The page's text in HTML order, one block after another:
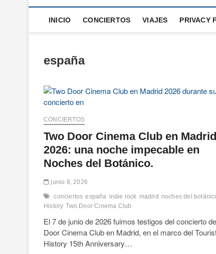
INICIO CONCIERTOS VIAJES PRIVACY
españa
CONCIERTOS
Two Door Cinema Club en Madrid
2026: una noche impecable en
Noches del Botánico.
junio 8, 2026
conciertos españa indie rock madrid noches del
History Two Door Cinema Club
El 7 de junio de 2026 fuimos testigos del concierto
Door Cinema Club en Madrid, en el marco del
History 15th Anniversary…